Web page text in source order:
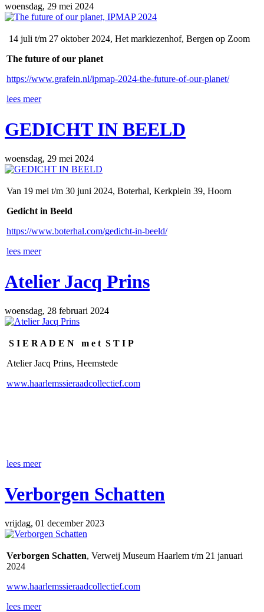
woensdag, 29 mei 2024
14 juli t/m 27 oktober 2024, Het markiezenhof, Bergen op Zoom
The future of our planet
https://www.grafein.nl/ipmap-2024-the-future-of-our-planet/
lees meer
GEDICHT IN BEELD
woensdag, 29 mei 2024
Van 19 mei t/m 30 juni 2024, Boterhal, Kerkplein 39, Hoorn
Gedicht in Beeld
https://www.boterhal.com/gedicht-in-beeld/
lees meer
Atelier Jacq Prins
woensdag, 28 februari 2024
S I E R A D E N m e t S T I P
Atelier Jacq Prins, Heemstede
www.haarlemssieraadcollectief.com
lees meer
Verborgen Schatten
vrijdag, 01 december 2023
Verborgen Schatten, Verweij Museum Haarlem t/m 21 januari
2024
www.haarlemssieraadcollectief.com
lees meer